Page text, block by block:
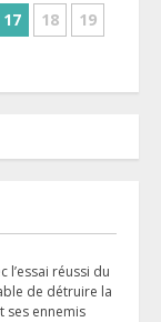
17 18
19
l’essai réussi du
de détruire la
ses ennemis